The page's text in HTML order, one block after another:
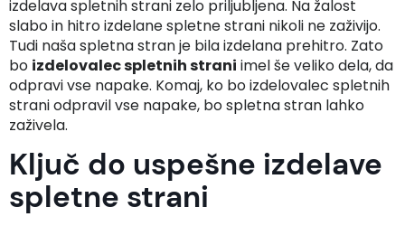
izdelava spletnih strani zelo priljubljena. Na žalost
slabo in hitro izdelane spletne strani nikoli ne zaživijo.
Tudi naša spletna stran je bila izdelana prehitro. Zato
bo izdelovalec spletnih strani imel še veliko dela, da
odpravi vse napake. Komaj, ko bo izdelovalec spletnih
strani odpravil vse napake, bo spletna stran lahko
zaživela.
Ključ do uspešne izdelave
spletne strani